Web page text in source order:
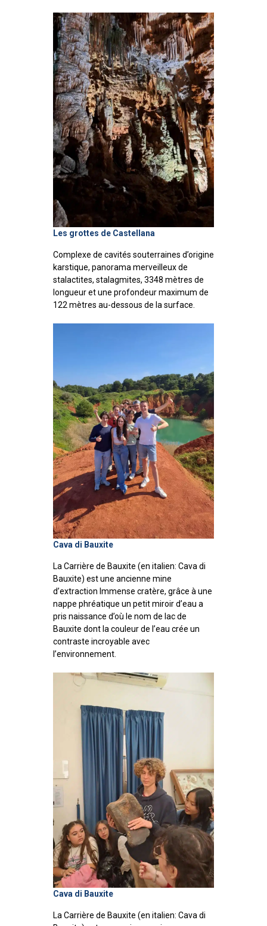
Les grottes de Castellana
Complexe de cavités souterraines d’origine
karstique, panorama merveilleux de
stalactites, stalagmites, 3348 mètres de
longueur et une profondeur maximum de
122 mètres au-dessous de la surface.
Cava di Bauxite
La Carrière de Bauxite (en italien: Cava di
Bauxite) est une ancienne mine
d’extraction Immense cratère, grâce à une
nappe phréatique un petit miroir d’eau a
pris naissance d’où le nom de lac de
Bauxite dont la couleur de l’eau crée un
contraste incroyable avec
l’environnement.
Cava di Bauxite
La Carrière de Bauxite (en italien: Cava di